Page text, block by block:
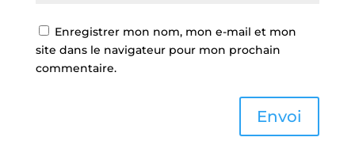
Enregistrer mon nom, mon e-mail et mon
site dans le navigateur pour mon prochain
commentaire.
Envoi